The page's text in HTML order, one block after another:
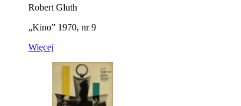
Robert Gluth
„Kino” 1970, nr 9
Więcej